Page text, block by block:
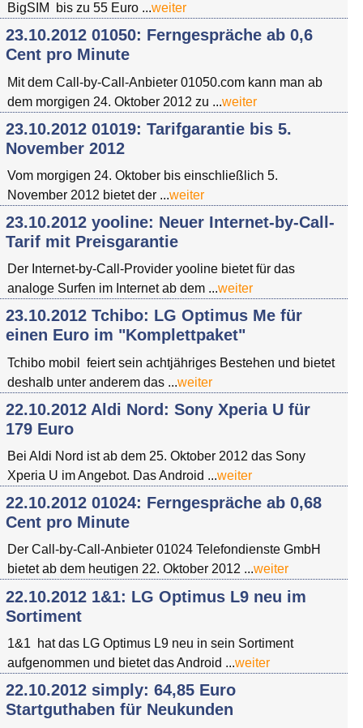
BigSIM bis zu 55 Euro ...weiter
23.10.2012 01050: Ferngespräche ab 0,6
Cent pro Minute
Mit dem Call-by-Call-Anbieter 01050.com kann man ab
dem morgigen 24. Oktober 2012 zu ...weiter
23.10.2012 01019: Tarifgarantie bis 5.
November 2012
Vom morgigen 24. Oktober bis einschließlich 5.
November 2012 bietet der ...weiter
23.10.2012 yooline: Neuer Internet-by-Call-
Tarif mit Preisgarantie
Der Internet-by-Call-Provider yooline bietet für das
analoge Surfen im Internet ab dem ...weiter
23.10.2012 Tchibo: LG Optimus Me für
einen Euro im "Komplettpaket"
Tchibo mobil feiert sein achtjähriges Bestehen und bietet
deshalb unter anderem das ...weiter
22.10.2012 Aldi Nord: Sony Xperia U für
179 Euro
Bei Aldi Nord ist ab dem 25. Oktober 2012 das Sony
Xperia U im Angebot. Das Android ...weiter
22.10.2012 01024: Ferngespräche ab 0,68
Cent pro Minute
Der Call-by-Call-Anbieter 01024 Telefondienste GmbH
bietet ab dem heutigen 22. Oktober 2012 ...weiter
22.10.2012 1&1: LG Optimus L9 neu im
Sortiment
1&1 hat das LG Optimus L9 neu in sein Sortiment
aufgenommen und bietet das Android ...weiter
22.10.2012 simply: 64,85 Euro
Startguthaben für Neukunden